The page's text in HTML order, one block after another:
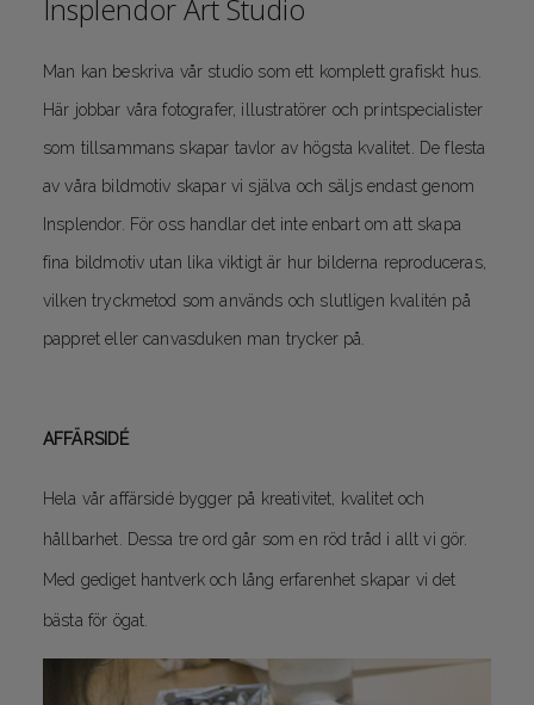
Insplendor Art Studio
Man kan beskriva vår studio som ett komplett grafiskt hus.
Här jobbar våra fotografer, illustratörer och printspecialister
som tillsammans skapar tavlor av högsta kvalitet. De flesta
av våra bildmotiv skapar vi själva och säljs endast genom
Insplendor. För oss handlar det inte enbart om att skapa
fina bildmotiv utan lika viktigt är hur bilderna reproduceras,
vilken tryckmetod som används och slutligen kvalitén på
pappret eller canvasduken man trycker på.
AFFÄRSIDÉ
Hela vår affärsidé bygger på kreativitet, kvalitet och
hållbarhet. Dessa tre ord går som en röd tråd i allt vi gör.
Med gediget hantverk och lång erfarenhet skapar vi det
bästa för ögat.